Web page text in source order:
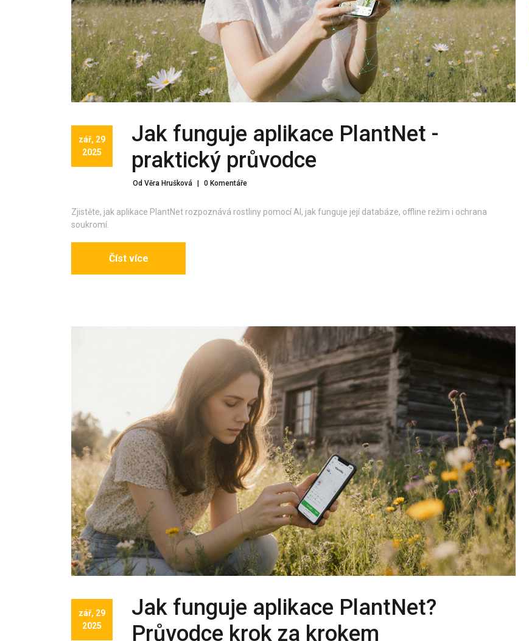
zář, 29
2025
Jak funguje aplikace PlantNet -
praktický průvodce
Od Věra Hrušková | 0 Komentáře
Zjistěte, jak aplikace PlantNet rozpoznává rostliny pomocí AI, jak funguje její databáze, offline režim i ochrana
soukromí.
Číst více
zář, 29
2025
Jak funguje aplikace PlantNet?
Průvodce krok za krokem